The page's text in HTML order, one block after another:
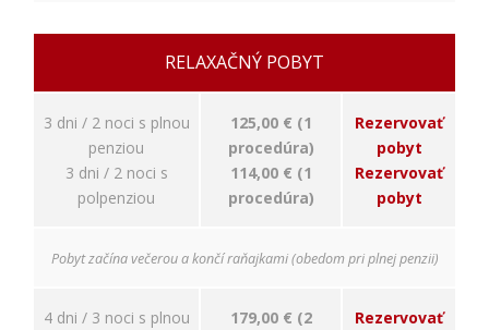
RELAXAČNÝ POBYT
3 dni / 2 noci s plnou
penziou
3 dni / 2 noci s
polpenziou
125,00 € (1
procedúra)
114,00 € (1
procedúra)
Rezervovať
pobyt
Rezervovať
pobyt
Pobyt začína večerou a končí raňajkami (obedom pri plnej penzii)
4 dni / 3 noci s plnou
179,00 € (2
Rezervovať
nastavené aj
partnermi, ako je
Google. Účel:
zobrazovanie
personalizovaných
základ: súhlas
návštevníka